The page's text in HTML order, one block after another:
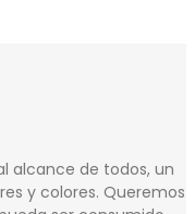
alcance de todos, un
y colores. Queremos